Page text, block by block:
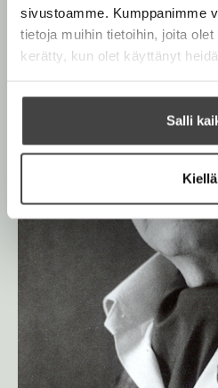
sivustoamme. Kumppanimme
tietoja muihin tietoihin, joita
kerätty, kun olet käyttänyt
Salli
Kiellä